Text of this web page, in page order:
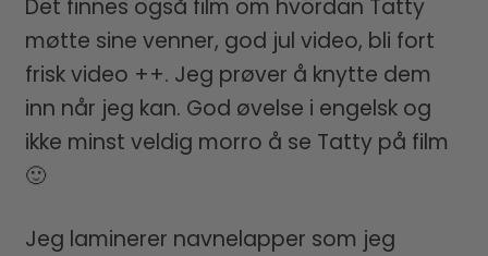
Det finnes også film om hvordan Tatty
møtte sine venner, god jul video, bli fort
frisk video ++. Jeg prøver å knytte dem
inn når jeg kan. God øvelse i engelsk og
ikke minst veldig morro å se Tatty på film
🙂
Jeg laminerer navnelapper som jeg